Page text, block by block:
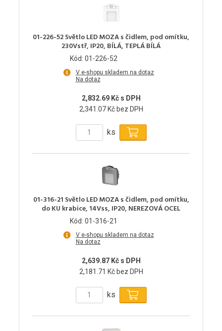
01-226-52 Světlo LED MOZA s čidlem, pod omítku,
230Vstř, IP20, BÍLÁ, TEPLÁ BÍLÁ
Kód: 01-226-52
V e-shopu skladem na dotaz
Na dotaz
2,832.69 Kč s DPH
2,341.07 Kč bez DPH
ks
01-316-21 Světlo LED MOZA s čidlem, pod omítku,
do KU krabice, 14Vss, IP20, NEREZOVÁ OCEL
Kód: 01-316-21
V e-shopu skladem na dotaz
Na dotaz
2,639.87 Kč s DPH
2,181.71 Kč bez DPH
ks